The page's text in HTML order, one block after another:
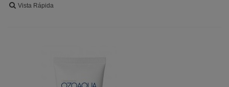
Vista Rápida